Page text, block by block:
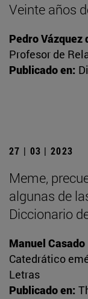
Veinte años
Pedro Vázquez
Profesor de
Publicado en:
27 | 03 | 2023
Meme,
algunas de
Diccionario
Manuel Casado
Catedrático
Letras
Publicado en: